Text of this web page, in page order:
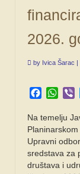
2026.
by Ivica Šarac |
Na temelju
Upravni
sredstava za
društava i